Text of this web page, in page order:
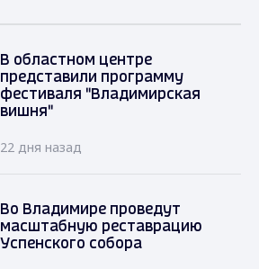
В областном центре
представили программу
фестиваля "Владимирская
вишня"
22 дня назад
Во Владимире проведут
масштабную реставрацию
Успенского собора